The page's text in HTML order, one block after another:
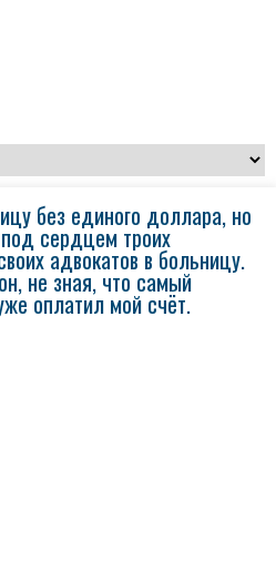
без единого доллара, но
сердцем троих
адвокатов в больницу.
не зная, что самый
оплатил мой счёт.